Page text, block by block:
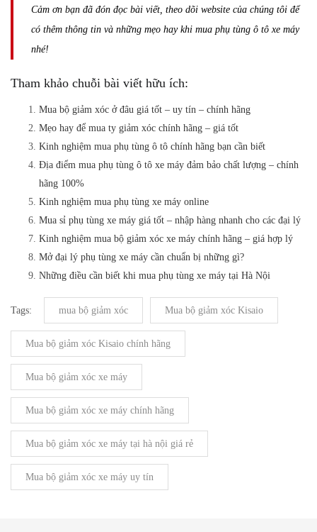
Cảm ơn bạn đã đón đọc bài viết, theo dõi website của chúng tôi để
có thêm thông tin và những mẹo hay khi mua phụ tùng ô tô xe máy
nhé!
Tham khảo chuỗi bài viết hữu ích:
Mua bộ giảm xóc ở đâu giá tốt – uy tín – chính hãng
Mẹo hay để mua ty giảm xóc chính hãng – giá tốt
Kinh nghiệm mua phụ tùng ô tô chính hãng bạn cần biết
Địa điểm mua phụ tùng ô tô xe máy đảm bảo chất lượng – chính
hãng 100%
Kinh nghiệm mua phụ tùng xe máy online
Mua sỉ phụ tùng xe máy giá tốt – nhập hàng nhanh cho các đại lý
Kinh nghiệm mua bộ giảm xóc xe máy chính hãng – giá hợp lý
Mở đại lý phụ tùng xe máy cần chuẩn bị những gì?
Những điều cần biết khi mua phụ tùng xe máy tại Hà Nội
Tags: mua bộ giảm xóc Mua bộ giảm xóc Kisaio
Mua bộ giảm xóc Kisaio chính hãng
Mua bộ giảm xóc xe máy
Mua bộ giảm xóc xe máy chính hãng
Mua bộ giảm xóc xe máy tại hà nội giá rẻ
Mua bộ giảm xóc xe máy uy tín